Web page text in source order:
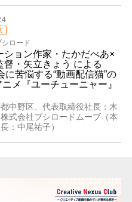
ロード
ション作家・たかだべあ×
督・矢立きょう による
に苦悩する“動画配信猫”の
メ『ユーチューニャー』
中野区、代表取締役社長：木
式会社ブシロードムーブ（本
：中尾祐子）